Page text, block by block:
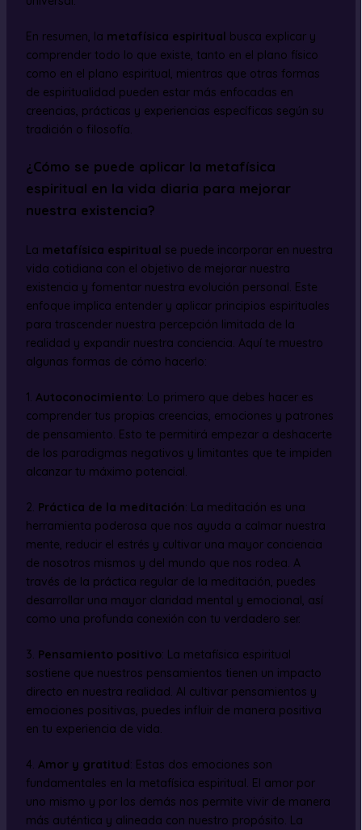
En resumen, la metafísica espiritual busca explicar y
comprender todo lo que existe, tanto en el plano físico
como en el plano espiritual, mientras que otras formas
de espiritualidad pueden estar más enfocadas en
creencias, prácticas y experiencias específicas según su
tradición o filosofía.
¿Cómo se puede aplicar la metafísica
espiritual en la vida diaria para mejorar
nuestra existencia?
La metafísica espiritual se puede incorporar en nuestra
vida cotidiana con el objetivo de mejorar nuestra
existencia y fomentar nuestra evolución personal. Este
enfoque implica entender y aplicar principios espirituales
para trascender nuestra percepción limitada de la
realidad y expandir nuestra conciencia. Aquí te muestro
algunas formas de cómo hacerlo:
1. Autoconocimiento: Lo primero que debes hacer es
comprender tus propias creencias, emociones y patrones
de pensamiento. Esto te permitirá empezar a deshacerte
de los paradigmas negativos y limitantes que te impiden
alcanzar tu máximo potencial.
2. Práctica de la meditación: La meditación es una
herramienta poderosa que nos ayuda a calmar nuestra
mente, reducir el estrés y cultivar una mayor conciencia
de nosotros mismos y del mundo que nos rodea. A
través de la práctica regular de la meditación, puedes
desarrollar una mayor claridad mental y emocional, así
como una profunda conexión con tu verdadero ser.
3. Pensamiento positivo: La metafísica espiritual
sostiene que nuestros pensamientos tienen un impacto
directo en nuestra realidad. Al cultivar pensamientos y
emociones positivas, puedes influir de manera positiva
en tu experiencia de vida.
4. Amor y gratitud: Estas dos emociones son
fundamentales en la metafísica espiritual. El amor por
uno mismo y por los demás nos permite vivir de manera
más auténtica y alineada con nuestro propósito. La